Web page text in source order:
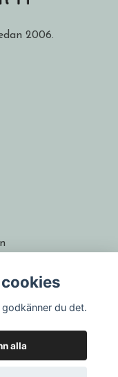
2006.
du det.
alla